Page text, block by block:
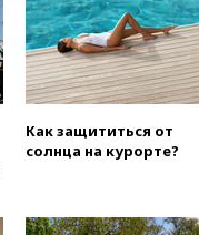
Как защититься от
солнца на курорте?